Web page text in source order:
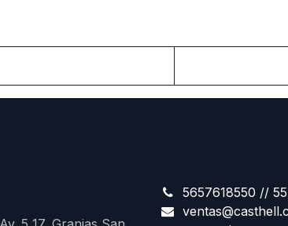
5657618550 //